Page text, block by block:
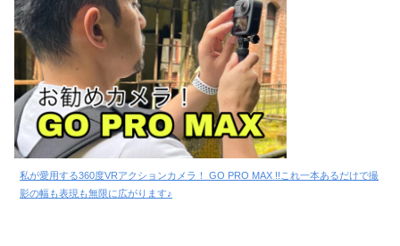
私が愛用する360度VRアクションカメラ！ GO PRO MAX !!これ一本あるだけで撮
影の幅も表現も無限に広がります♪